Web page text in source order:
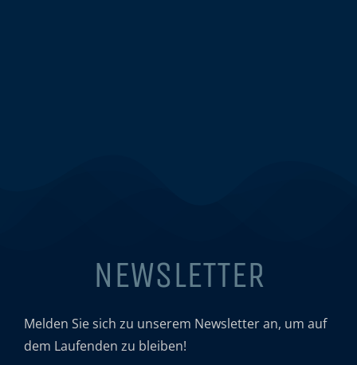
NEWSLETTER
Melden Sie sich zu unserem Newsletter an, um auf
dem Laufenden zu bleiben!